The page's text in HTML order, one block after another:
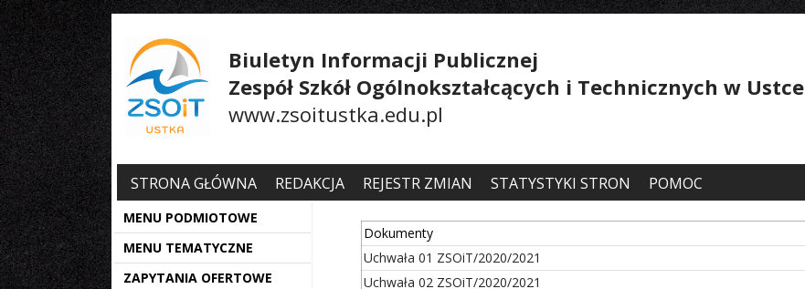
Biuletyn Informacji Publicznej
Zespół Szkół Ogólnokształcących i Technicznych w Ustce
www.zsoitustka.edu.pl
STRONA GŁÓWNA REDAKCJA REJESTR ZMIAN STATYSTYKI STRON POMOC
MENU PODMIOTOWE
MENU TEMATYCZNE
ZAPYTANIA OFERTOWE
Dokumenty
Uchwała 01 ZSOiT/2020/2021
Uchwała 02 ZSOiT/2020/2021